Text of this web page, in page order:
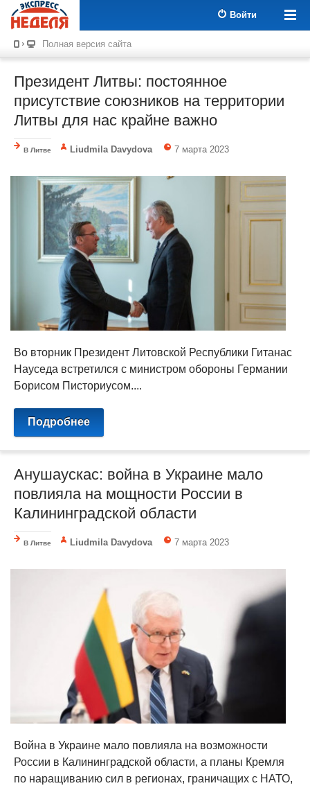
Войти
Полная версия сайта
Президент Литвы: постоянное
присутствие союзников на территории
Литвы для нас крайне важно
В Литве Liudmila Davydova 7 марта 2023
Во вторник Президент Литовской Республики Гитанас
Науседа встретился с министром обороны Германии
Борисом Писториусом....
Подробнее
Анушаускас: война в Украине мало
повлияла на мощности России в
Калининградской области
В Литве Liudmila Davydova 7 марта 2023
Война в Украине мало повлияла на возможности
России в Калининградской области, а планы Кремля
по наращиванию сил в регионах, граничащих с НАТО,